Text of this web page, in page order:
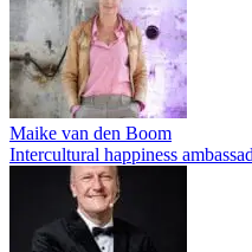
Maike van den Boom
Intercultural happiness